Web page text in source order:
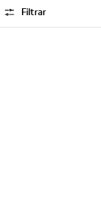
Filtrar